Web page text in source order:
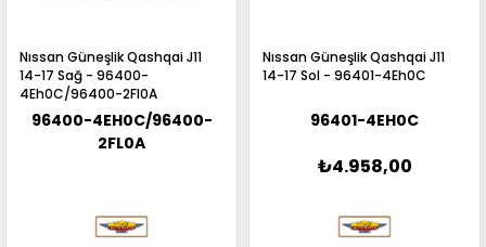
Nıssan Güneşlik Qashqai J11
14-17 Sağ - 96400-
4Eh0C/96400-2Fl0A
96400-4EH0C/96400-
2FL0A
Nıssan Güneşlik Qashqai J11
14-17 Sol - 96401-4Eh0C
96401-4EH0C
₺4.958,00